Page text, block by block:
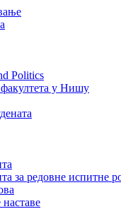
Politics
у Нишу
за редовне испитне